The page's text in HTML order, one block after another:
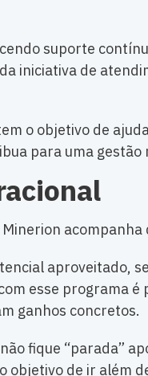
suporte
iniciativa de
o objetivo de
para uma gestão
Minerion
aproveitado,
esse programa
ganhos concretos.
fique “parada”
objetivo de ir além